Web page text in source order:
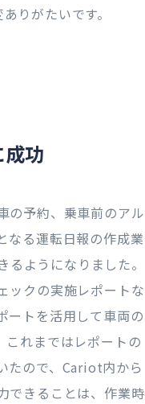
りがたいです。
功
の予約、乗車前のアル
なる運転日報の作成業
ようになりました。
ックの実施レポートな
ートを活用して車両の
これまではレポートの
たので、Cariot内から
できることは、作業時